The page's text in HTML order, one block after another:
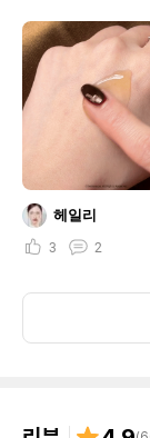
헤일리
3 2